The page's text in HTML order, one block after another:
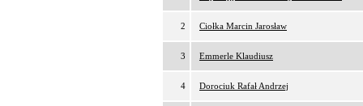
2 Ciołka Marcin Jarosław
3 Emmerle Klaudiusz
4 Dorociuk Rafał Andrzej